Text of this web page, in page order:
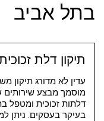
בתל אביב
תיקון דלת
עדין לא מדורג תיקון
מוסמך מבצע שירותים
דלתות זכוכית ומטפל
בעיקר בעסקים. ניתן